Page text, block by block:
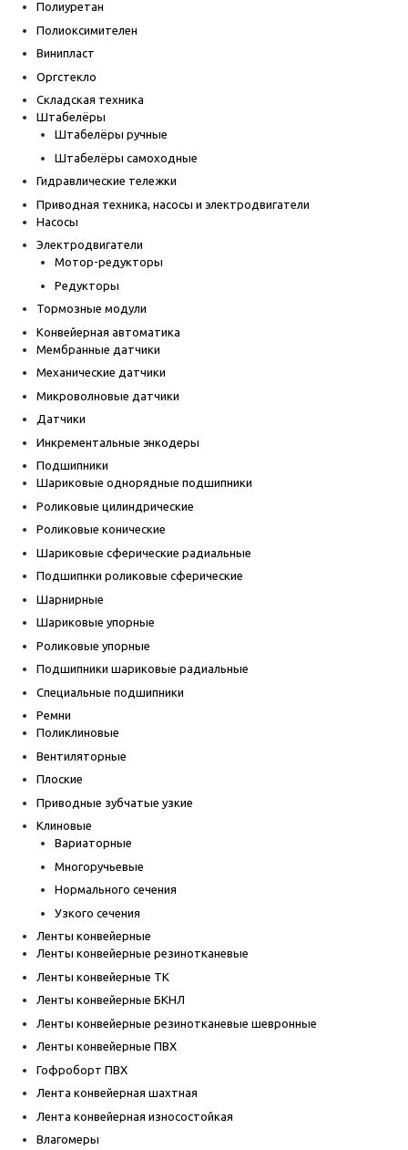
Полиуретан
Полиоксимителен
Винипласт
Оргстекло
Складская техника
Штабелёры
Штабелёры ручные
Штабелёры самоходные
Гидравлические тележки
Приводная техника, насосы и электродвигатели
Насосы
Электродвигатели
Мотор-редукторы
Редукторы
Тормозные модули
Конвейерная автоматика
Мембранные датчики
Механические датчики
Микроволновые датчики
Датчики
Инкрементальные энкодеры
Подшипники
Шариковые однорядные подшипники
Роликовые цилиндрические
Роликовые конические
Шариковые сферические радиальные
Подшипнки роликовые сферические
Шарнирные
Шариковые упорные
Роликовые упорные
Подшипники шариковые радиальные
Специальные подшипники
Ремни
Поликлиновые
Вентиляторные
Плоские
Приводные зубчатые узкие
Клиновые
Вариаторные
Многоручьевые
Нормального сечения
Узкого сечения
Ленты конвейерные
Ленты конвейерные резинотканевые
Ленты конвейерные ТК
Ленты конвейерные БКНЛ
Ленты конвейерные резинотканевые шевронные
Ленты конвейерные ПВХ
Гофроборт ПВХ
Лента конвейерная шахтная
Лента конвейерная износостойкая
Влагомеры